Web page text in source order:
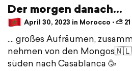
Der morgen danach...
April 30, 2023 in Morocco ⋅ ⛅ 21
.... großes Aufräumen,
nehmen von den
süden nach Casablanca 🥳